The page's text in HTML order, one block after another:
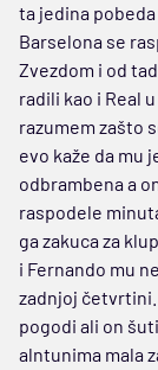
ta jedina
Barselona se
Zvezdom i od
radili kao i Real
razumem zašto
evo kaže da mu
odbrambena a
raspodele
ga zakuca za
i Fernando mu
zadnjoj četvrtini.
pogodi ali on
alntunima mala